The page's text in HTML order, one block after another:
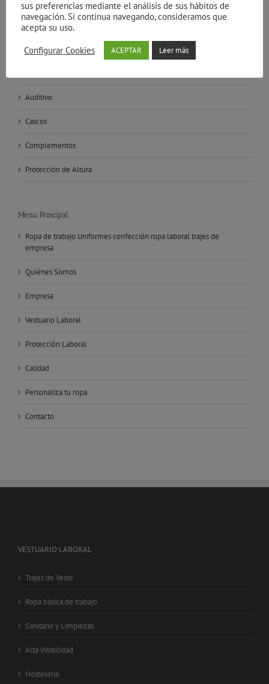
Calzado de seguridad
Guantes de seguridad
Auditivo
Cascos
Complementos
Protección de Altura
Menu Principal
Ropa de trabajo Uniformes confección ropa laboral trajes de
empresa
Quiénes Somos
Empresa
Vestuario Laboral
Protección Laboral
Calidad
Personaliza tu ropa
Contacto
VESTUARIO LABORAL
Trajes de Vestir
Ropa básica de trabajo
Sanitario y Limpiezas
Alta Visibilidad
Hosteleria
sus preferencias mediante el análisis de sus hábitos de
navegación. Si continua navegando, consideramos que
acepta su uso.
Configurar Cookies
ACEPTAR Leer más